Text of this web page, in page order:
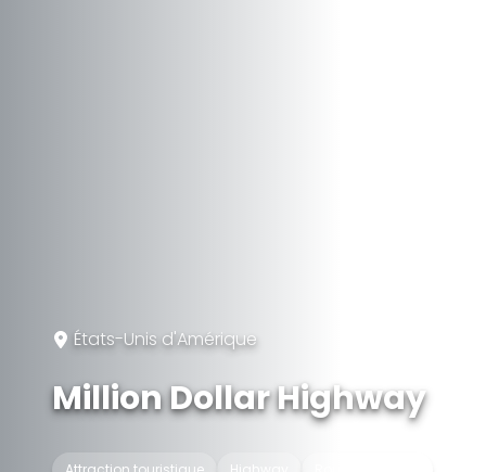
États-Unis d'Amérique
Million Dollar Highway